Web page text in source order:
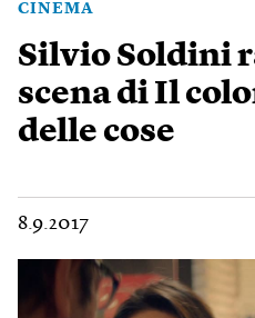
CINEMA
Silvio Soldini
scena di Il
delle cose
8.9.2017